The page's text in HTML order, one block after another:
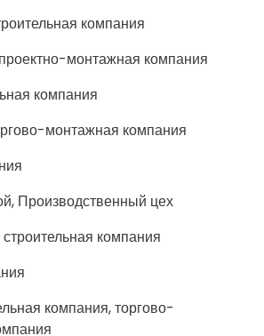
компания
монтажная компания
компания
монтажная компания
Производственный цех
компания
компания, торгово-